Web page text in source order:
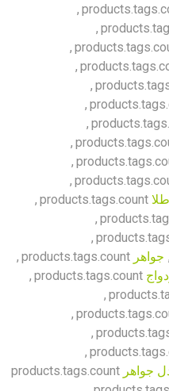
,
,
,
,
,
,
,
,
,
,
طلا products.tags.count
,
,
,
, جواهر products.tags.count
,
products.tags.count
,
,
,
,
,
جواهر products.tags.count